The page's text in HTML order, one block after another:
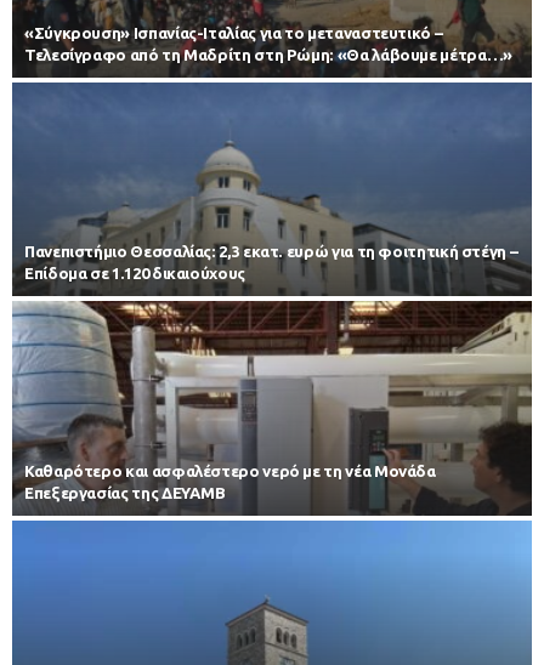
«Σύγκρουση» Ισπανίας-Ιταλίας για το μεταναστευτικό –
Τελεσίγραφο από τη Μαδρίτη στη Ρώμη: «Θα λάβουμε μέτρα…»
Πανεπιστήμιο Θεσσαλίας: 2,3 εκατ. ευρώ για τη φοιτητική στέγη –
Επίδομα σε 1.120 δικαιούχους
Καθαρότερο και ασφαλέστερο νερό με τη νέα Μονάδα
Επεξεργασίας της ΔΕΥΑΜΒ